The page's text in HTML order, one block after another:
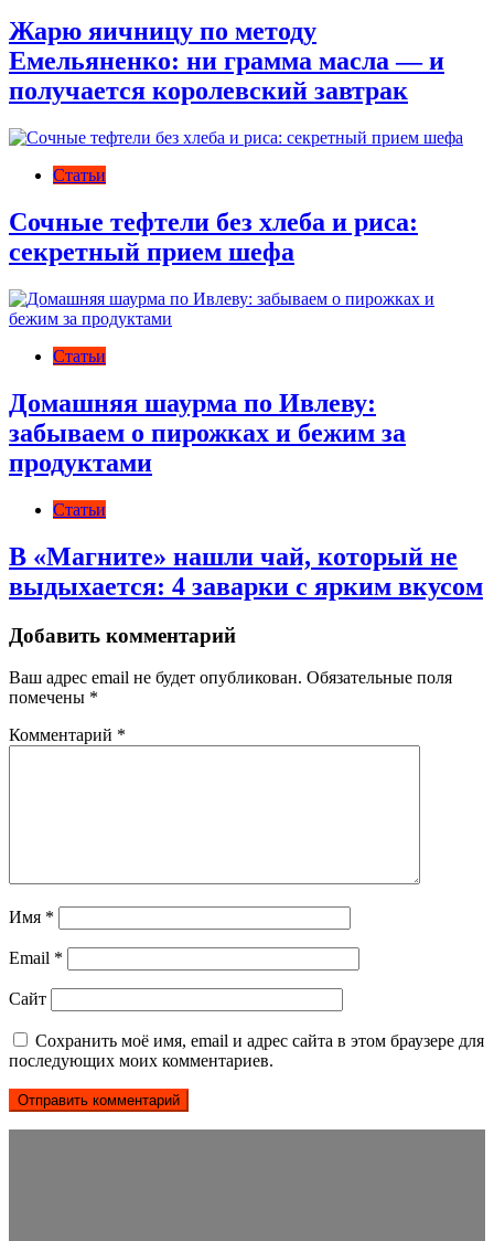
Жарю яичницу по методу
Емельяненко: ни грамма масла — и
получается королевский завтрак
Статьи
Сочные тефтели без хлеба и риса:
секретный прием шефа
Статьи
Домашняя шаурма по Ивлеву:
забываем о пирожках и бежим за
продуктами
Статьи
В «Магните» нашли чай, который не
выдыхается: 4 заварки с ярким вкусом
Добавить комментарий
Ваш адрес email не будет опубликован. Обязательные поля
помечены *
Комментарий *
Имя *
Email *
Сайт
Сохранить моё имя, email и адрес сайта в этом браузере для
последующих моих комментариев.